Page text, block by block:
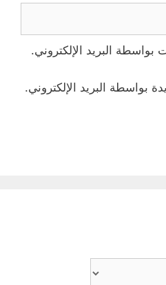
بواسطة البريد الإلكتروني.
بواسطة البريد الإلكتروني.